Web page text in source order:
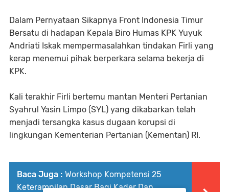
Dalam Pernyataan Sikapnya Front Indonesia Timur
Bersatu di hadapan Kepala Biro Humas KPK Yuyuk
Andriati Iskak mempermasalahkan tindakan Firli yang
kerap menemui pihak berperkara selama bekerja di
KPK.
Kali terakhir Firli bertemu mantan Menteri Pertanian
Syahrul Yasin Limpo (SYL) yang dikabarkan telah
menjadi tersangka kasus dugaan korupsi di
lingkungan Kementerian Pertanian (Kementan) RI.
Baca Juga : Workshop Kompetensi 25
Keterampilan Dasar Bagi Kader Dan